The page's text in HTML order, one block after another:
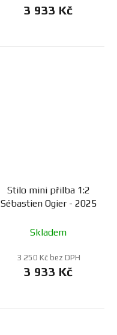
3 933 Kč
Stilo mini přilba 1:2
Sébastien Ogier - 2025
Skladem
3 250 Kč bez DPH
3 933 Kč